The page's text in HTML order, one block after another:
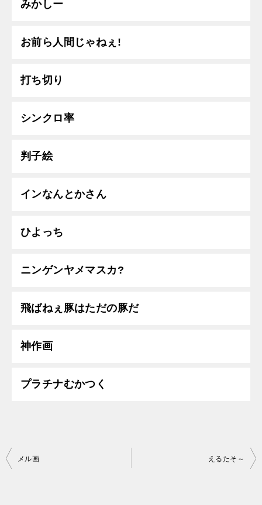
みかしー
お前ら人間じゃねぇ!
打ち切り
シンクロ率
判子絵
インなんとかさん
ひよっち
ニンゲンヤメマスカ?
飛ばねぇ豚はただの豚だ
神作画
プラチナむかつく
投
メル画 えるたそ～